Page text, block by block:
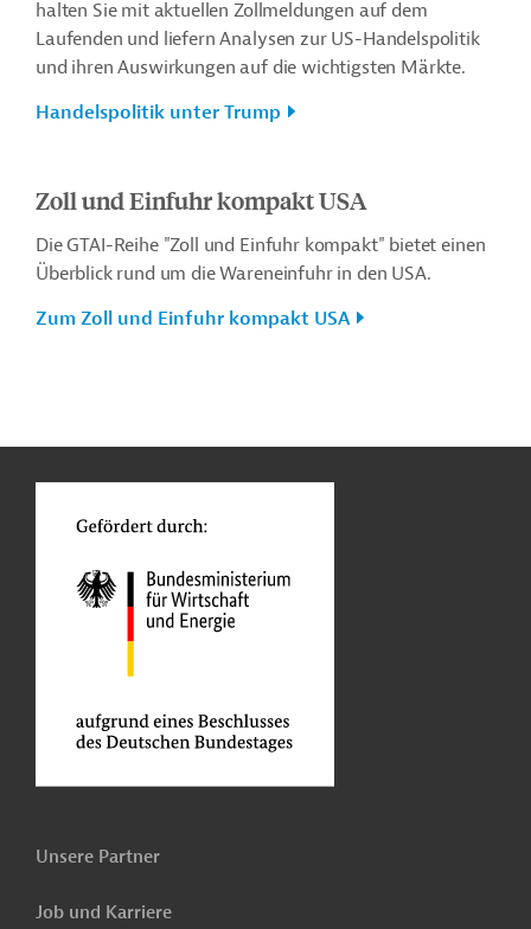
halten Sie mit aktuellen Zollmeldungen auf dem
Laufenden und liefern Analysen zur US-Handelspolitik
und ihren Auswirkungen auf die wichtigsten Märkte.
Handelspolitik unter Trump
Zoll und Einfuhr kompakt USA
Die GTAI-Reihe "Zoll und Einfuhr kompakt" bietet einen
Überblick rund um die Wareneinfuhr in den USA.
Zum Zoll und Einfuhr kompakt USA
Unsere Partner
Job und Karriere